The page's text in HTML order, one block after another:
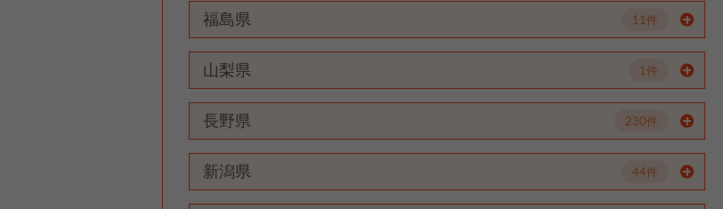
福島県 11件
山梨県 1件
長野県 230件
新潟県 44件